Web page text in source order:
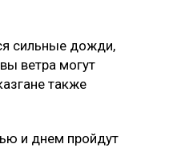
сильные дожди,
ветра могут
также
и днем пройдут